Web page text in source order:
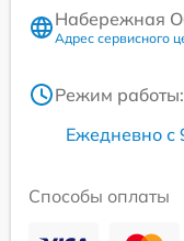
Набережная
Адрес сервисного
Режим работы:
Ежедневно с
Способы оплаты